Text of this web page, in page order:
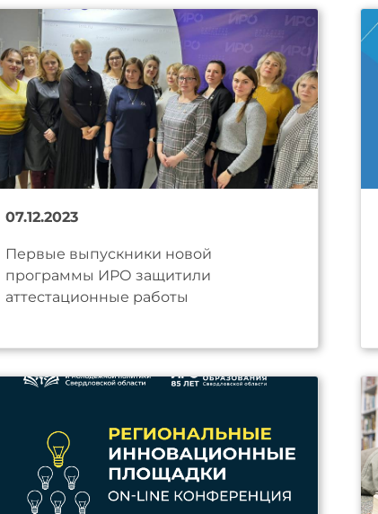
07.12.2023
Первые выпускники новой
программы ИРО защитили
аттестационные работы